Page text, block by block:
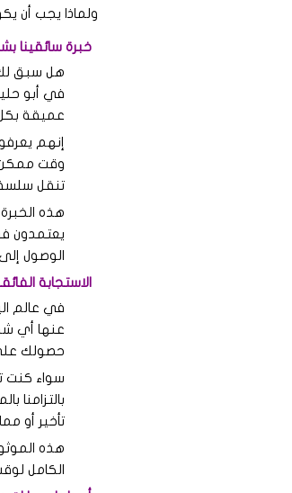
ولماذا يجب أن
خبرة سائقينا
هل سبق لك
في أبو
عميقة
إنهم
وقت ممكن.
تنقل
هذه
يعتمدون
الوصول
الاستجابة
في عالم
عنها أي
حصولك
سواء كنت
تأخير أو
هذه
الكامل